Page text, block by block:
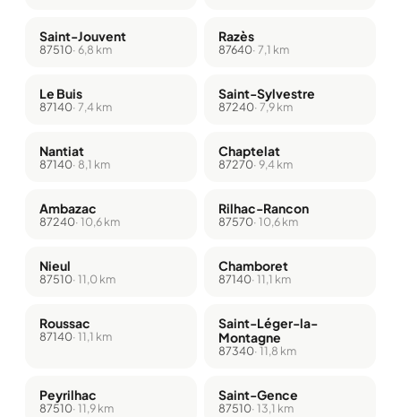
Saint-Jouvent
87510· 6,8 km
Razès
87640· 7,1 km
Le Buis
87140· 7,4 km
Saint-Sylvestre
87240· 7,9 km
Nantiat
87140· 8,1 km
Chaptelat
87270· 9,4 km
Ambazac
87240· 10,6 km
Rilhac-Rancon
87570· 10,6 km
Nieul
87510· 11,0 km
Chamboret
87140· 11,1 km
Roussac
87140· 11,1 km
Saint-Léger-la-
Montagne
87340· 11,8 km
Peyrilhac
87510· 11,9 km
Saint-Gence
87510· 13,1 km